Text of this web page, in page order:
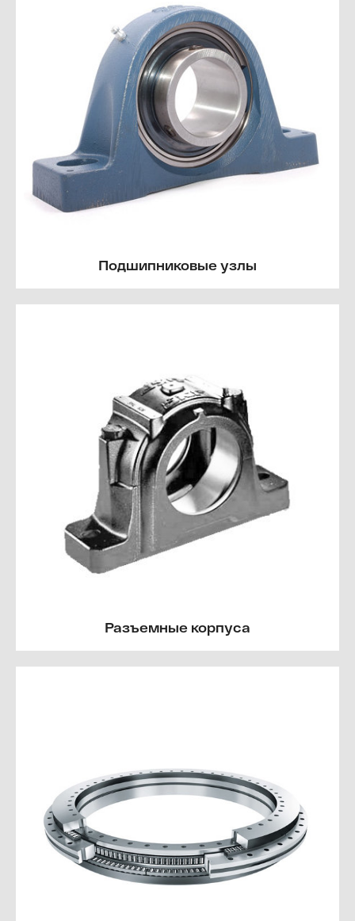
Подшипниковые узлы
Разъемные корпуса